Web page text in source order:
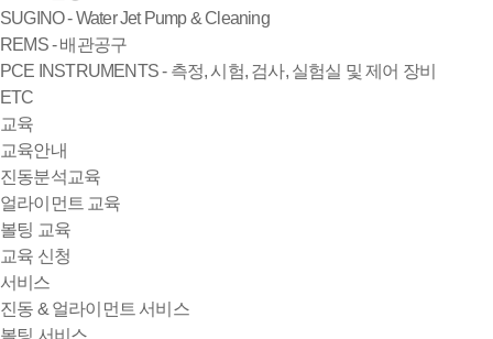
SUGINO - Water Jet Pump & Cleaning
REMS - 배관공구
PCE INSTRUMENTS - 측정, 시험, 검사, 실험실 및 제어 장비
ETC
교육
교육안내
진동분석교육
얼라이먼트 교육
볼팅 교육
교육 신청
서비스
진동 & 얼라이먼트 서비스
볼팅 서비스